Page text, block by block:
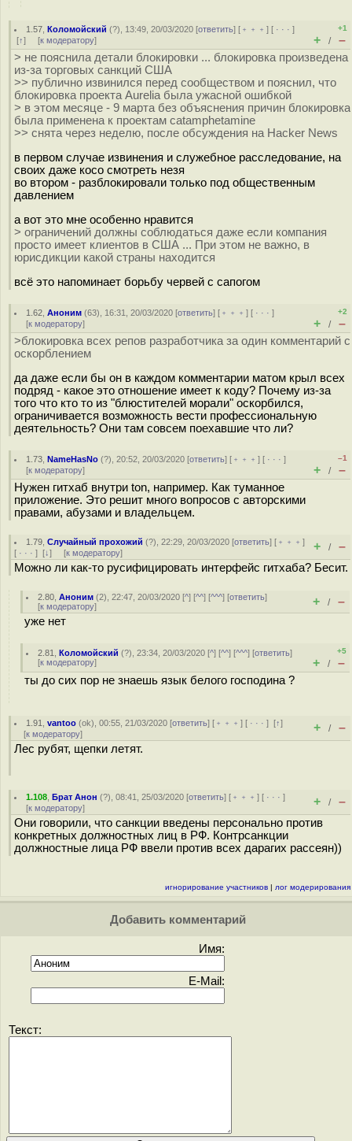
1.57 ,Коломойский (?), 13:49, 20/03/2020 [ответить] [ ﹢﹢﹢] [ · · ·]
[↑] [к модератору]
+1
+ / –
> не пояснила детали блокировки ... блокировка произведена
из-за торговых санкций США
>> публично извинился перед сообществом и пояснил, что
блокировка проекта Aurelia была ужасной ошибкой
> в этом месяце - 9 марта без объяснения причин блокировка
была применена к проектам catamphetamine
>> снята через неделю, после обсуждения на Hacker News
в первом случае извинения и служебное расследование, на
своих даже косо смотреть незя
во втором - разблокировали только под общественным
давлением
а вот это мне особенно нравится
> ограничений должны соблюдаться даже если компания
просто имеет клиентов в США ... При этом не важно, в
юрисдикции какой страны находится
всё это напоминает борьбу червей с сапогом
1.62 ,Аноним (63), 16:31, 20/03/2020 [ответить] [ ﹢﹢﹢] [ · · ·]
[к модератору]
+2
+ / –
>блокировка всех репов разработчика за один комментарий с
оскорблением
да даже если бы он в каждом комментарии матом крыл всех
подряд - какое это отношение имеет к коду? Почему из-за
того что кто то из "блюстителей морали" оскорбился,
ограничивается возможность вести профессиональную
деятельность? Они там совсем поехавшие что ли?
1.73 ,NameHasNo (?), 20:52, 20/03/2020 [ответить] [ ﹢﹢﹢] [ · · ·]
[к модератору]
–1
+ / –
Нужен гитхаб внутри ton, например. Как туманное
приложение. Это решит много вопросов с авторскими
правами, абузами и владельцем.
1.79 ,Случайный прохожий (?), 22:29, 20/03/2020 [ответить] [ ﹢﹢﹢]
[ · · · ] [↓] [к модератору] + / –
Можно ли как-то русифицировать интерфейс гитхаба? Бесит.
2.80 ,Аноним (2), 22:47, 20/03/2020 [^] [^^] [^^^] [ответить]
[к модератору] + / –
уже нет
2.81 ,Коломойский (?), 23:34, 20/03/2020 [^] [^^] [^^^] [ответить]
[к модератору]
+5
+ / –
ты до сих пор не знаешь язык белого господина ?
1.91 ,vantoo (ok), 00:55, 21/03/2020 [ответить] [ ﹢﹢﹢] [ · · ·][↑]
[к модератору] + / –
Лес рубят, щепки летят.
1.108 ,Брат Анон (?), 08:41, 25/03/2020 [ответить] [ ﹢﹢﹢] [ · · ·]
[к модератору] + / –
Они говорили, что санкции введены персонально против
конкретных должностных лиц в РФ. Контрсанкции
должностные лица РФ ввели против всех дарагих рассеян))
игнорирование участников | лог модерирования
Добавить комментарий
Имя:
E-Mail:
Текст: